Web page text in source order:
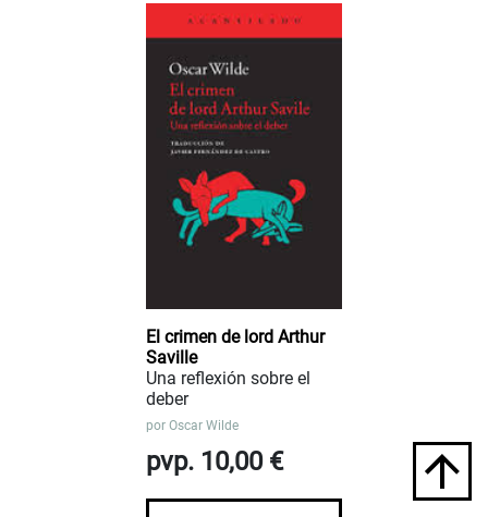
El crimen de lord Arthur
Saville
Una reflexión sobre el
deber
por Oscar Wilde
pvp. 10,00 €